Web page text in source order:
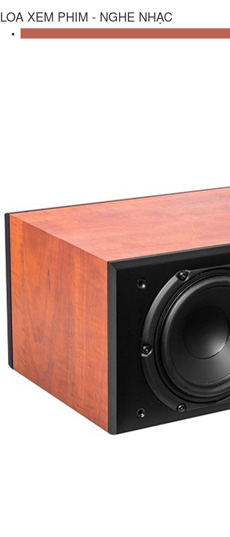
LOA XEM PHIM - NGHE NHẠC